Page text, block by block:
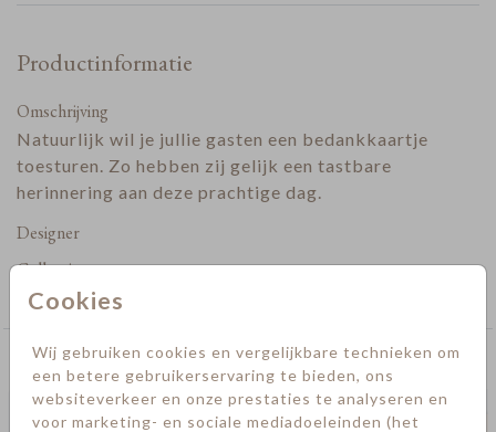
Cookies
Wij gebruiken cookies en vergelijkbare technieken om
een betere gebruikerservaring te bieden, ons
websiteverkeer en onze prestaties te analyseren en
voor marketing- en sociale mediadoeleinden (het
Productinformatie
Omschrijving
Natuurlijk wil je jullie gasten een bedankkaartje
toesturen. Zo hebben zij gelijk een tastbare
herinnering aan deze prachtige dag.
Designer
Collectie
Trouwen
Deze kaarten vind je misschien ook leuk
Save the date